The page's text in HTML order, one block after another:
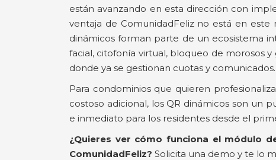
están avanzando en esta dirección con
ventaja de ComunidadFeliz no está en
dinámicos forman parte de un ecosistema
facial, citofonía virtual, bloqueo de morosos
donde ya se gestionan cuotas y comunicados.
Para condominios que quieren
costoso adicional, los QR dinámicos son un
e inmediato para los residentes desde el
¿Quieres ver cómo funciona el módulo
ComunidadFeliz? Solicita una demo y te lo